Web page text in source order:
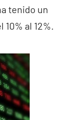
tenido un
al 12%.